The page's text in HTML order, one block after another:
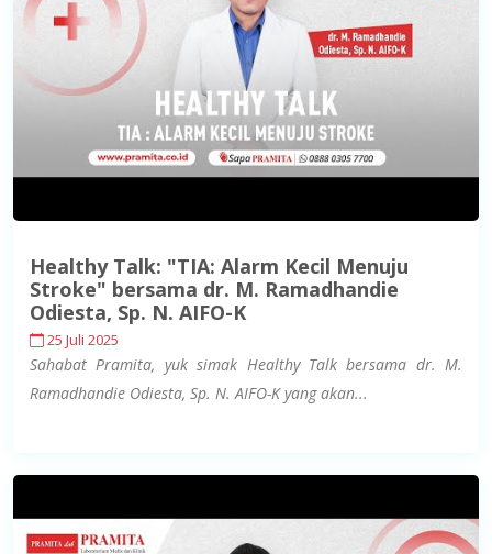
Healthy Talk: "TIA: Alarm Kecil Menuju
Stroke" bersama dr. M. Ramadhandie
Odiesta, Sp. N. AIFO-K
25 Juli 2025
Sahabat Pramita, yuk simak Healthy Talk bersama dr. M.
Ramadhandie Odiesta, Sp. N. AIFO-K yang akan...